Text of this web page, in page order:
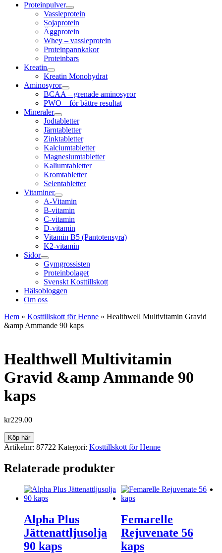
Proteinpulver
Vassleprotein
Sojaprotein
Äggprotein
Whey – vassleprotein
Proteinpannkakor
Proteinbars
Kreatin
Kreatin Monohydrat
Aminosyror
BCAA – grenade aminosyror
PWO – för bättre resultat
Mineraler
Jodtabletter
Järntabletter
Zinktabletter
Kalciumtabletter
Magnesiumtabletter
Kaliumtabletter
Kromtabletter
Selentabletter
Vitaminer
A-Vitamin
B-vitamin
C-vitamin
D-vitamin
Vitamin B5 (Pantotensyra)
K2-vitamin
Sidor
Gymgrossisten
Proteinbolaget
Svenskt Kosttillskott
Hälsobloggen
Om oss
Hem » Kosttillskott för Henne » Healthwell Multivitamin Gravid
&amp Ammande 90 kaps
Healthwell Multivitamin
Gravid &amp Ammande 90
kaps
kr229.00
Köp här
Artikelnr: 87722 Kategori: Kosttillskott för Henne
Relaterade produkter
Alpha Plus
Jättenattljusolja
90 kaps
Femarelle
Rejuvenate 56
kaps